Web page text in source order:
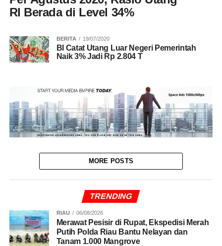
RI Berada di Level 34%
BERITA 19/07/2020
BI Catat Utang Luar Negeri Pemerintah
Naik 3% Jadi Rp 2.804 T
MORE POSTS
TRENDING
RIAU 06/08/2026
Merawat Pesisir di Rupat, Ekspedisi Merah
Putih Polda Riau Bantu Nelayan dan
Tanam 1.000 Mangrove